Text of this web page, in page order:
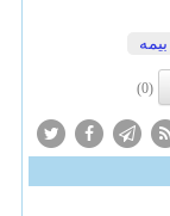
بیمه
(0)